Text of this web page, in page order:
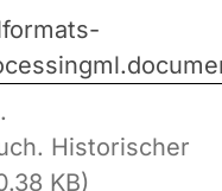
Historischer
KB)